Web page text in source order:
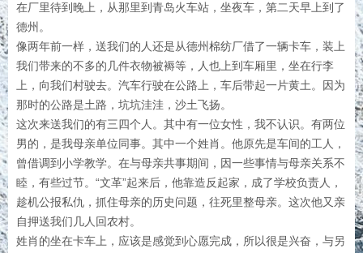
在厂里待到晚上，从那里到青岛火车站，坐夜车，第二天早上到了
德州。
像两年前一样，送我们的人还是从德州棉纺厂借了一辆卡车，装上
我们带来的不多的几件衣物被褥等，人也上到车厢里，坐在行李
上，向我们村驶去。汽车行驶在公路上，车后带起一片黄土。因为
那时的公路是土路，坑坑洼洼，沙土飞扬。
这次来送我们的有三四个人。其中有一位女性，我不认识。有两位
男的，是我母亲单位同事。其中一个姓肖。他原先是车间的工人，
曾借调到小学教学。在与母亲共事期间，因一些事情与母亲关系不
睦，有些过节。“文革”起来后，他靠造反起家，成了学校负责人，
趁机公报私仇，抓住母亲的历史问题，往死里整母亲。这次他又亲
自押送我们几人回农村。
姓肖的坐在卡车上，应该是感觉到心愿完成，所以很是兴奋，与另